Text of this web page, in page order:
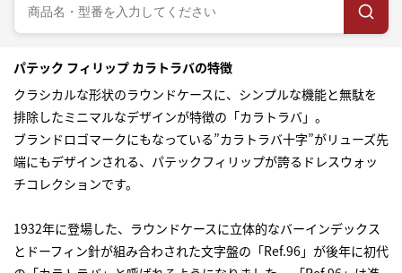
パテック フィリップ カラトラバの特徴
クラシカルな形状のラウンドケースに、シンプルな機能と無駄を
排除したミニマルなデザインが特徴の「カラトラバ」。
ブランドロゴマークにもなっている”カラトラバ十字”がリューズ先
端にもデザインされる、パテックフィリップが誇るドレスウォッ
チコレクションです。
1932年に登場した、ラウンドケースに立体的なバーインデックス
とドーフィン針が組み合わされた文字盤の「Ref.96」が後年に初代